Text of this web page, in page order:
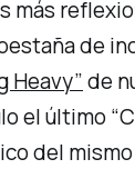
más
de
Heavy”de
el último
del